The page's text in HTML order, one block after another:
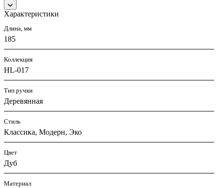
Характеристики
Длина, мм
185
Коллекция
HL-017
Тип ручки
Деревянная
Стиль
Классика, Модерн, Эко
Цвет
Дуб
Материал